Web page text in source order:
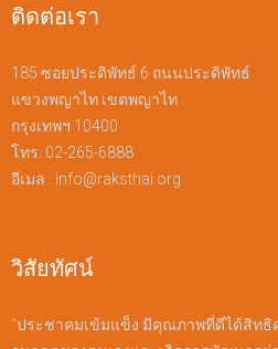
ติดต่อเรา
185 ซอยประดิพัทธ์ 6 ถนนประดิพัทธ์
แขวงพญาไท เขตพญาไท
กรุงเทพฯ 10400
โทร. 02-265-6888
อีเมล : info@raksthai.org
วิสัยทัศน์
"ประชาคมเข้มแข็ง มีคุณภาพที่ดีได้สิทธิ